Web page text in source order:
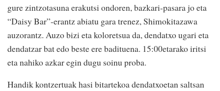
gure zintzotasuna erakutsi ondoren, bazkari-pasara jo eta
“Daisy Bar”-erantz abiatu gara trenez, Shimokitazawa
auzorantz. Auzo bizi eta koloretsua da, dendatxo ugari eta
dendatzar bat edo beste ere badituena. 15:00etarako iritsi
eta nahiko azkar egin dugu soinu proba.
Handik kontzertuak hasi bitartekoa dendatxoetan saltsan